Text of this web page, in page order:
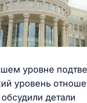
уровне
уровень
детали